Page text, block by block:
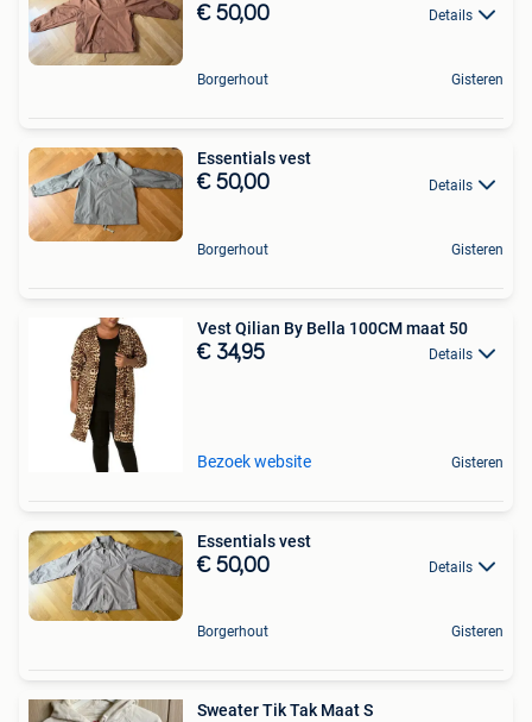
€ 50,00 Details
Borgerhout Gisteren
Essentials vest
€ 50,00 Details
Borgerhout Gisteren
Vest Qilian By Bella 100CM maat 50
€ 34,95 Details
Bezoek website Gisteren
Essentials vest
€ 50,00 Details
Borgerhout Gisteren
Sweater Tik Tak Maat S